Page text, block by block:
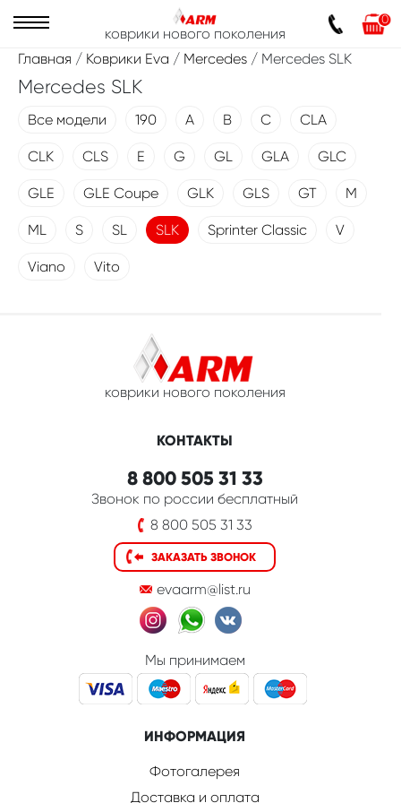
коврики нового поколения
0
Главная / Коврики Eva / Mercedes / Mercedes SLK
Mercedes SLK
Все модели 190 A B C CLA
CLK CLS E G GL GLA GLC
GLE GLE Coupe GLK GLS GT M
ML S SL SLK Sprinter Classic V
Viano Vito
коврики нового поколения
КОНТАКТЫ
8 800 505 31 33
Звонок по россии бесплатный
8 800 505 31 33
ЗАКАЗАТЬ ЗВОНОК
evaarm@list.ru
Мы принимаем
ИНФОРМАЦИЯ
Фотогалерея
Доставка и оплата